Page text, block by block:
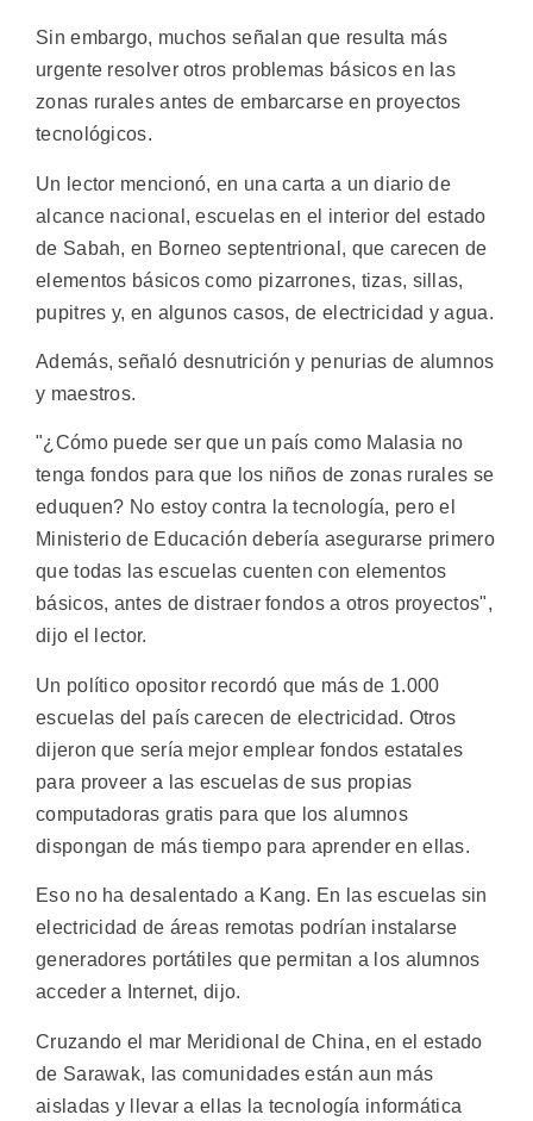
Sin embargo, muchos señalan que resulta más
urgente resolver otros problemas básicos en las
zonas rurales antes de embarcarse en proyectos
tecnológicos.
Un lector mencionó, en una carta a un diario de
alcance nacional, escuelas en el interior del estado
de Sabah, en Borneo septentrional, que carecen de
elementos básicos como pizarrones, tizas, sillas,
pupitres y, en algunos casos, de electricidad y agua.
Además, señaló desnutrición y penurias de alumnos
y maestros.
"¿Cómo puede ser que un país como Malasia no
tenga fondos para que los niños de zonas rurales se
eduquen? No estoy contra la tecnología, pero el
Ministerio de Educación debería asegurarse primero
que todas las escuelas cuenten con elementos
básicos, antes de distraer fondos a otros proyectos",
dijo el lector.
Un político opositor recordó que más de 1.000
escuelas del país carecen de electricidad. Otros
dijeron que sería mejor emplear fondos estatales
para proveer a las escuelas de sus propias
computadoras gratis para que los alumnos
dispongan de más tiempo para aprender en ellas.
Eso no ha desalentado a Kang. En las escuelas sin
electricidad de áreas remotas podrían instalarse
generadores portátiles que permitan a los alumnos
acceder a Internet, dijo.
Cruzando el mar Meridional de China, en el estado
de Sarawak, las comunidades están aun más
aisladas y llevar a ellas la tecnología informática